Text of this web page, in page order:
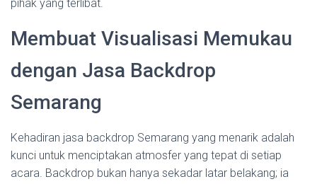
pihak yang terlibat.
Membuat Visualisasi Memukau
dengan Jasa Backdrop
Semarang
Kehadiran jasa backdrop Semarang yang menarik adalah
kunci untuk menciptakan atmosfer yang tepat di setiap
acara. Backdrop bukan hanya sekadar latar belakang; ia